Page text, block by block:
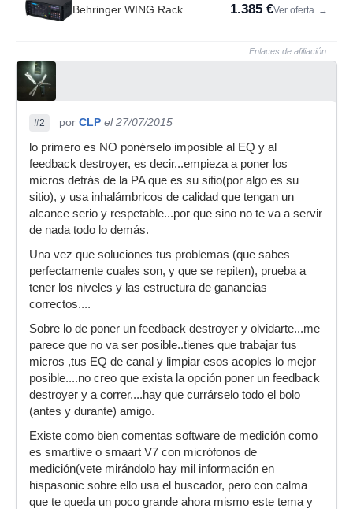
Behringer WING Rack 1.385 €Ver oferta →
Enlaces de afiliación
#2 por CLP el 27/07/2015
lo primero es NO ponérselo imposible al EQ y al
feedback destroyer, es decir...empieza a poner los
micros detrás de la PA que es su sitio(por algo es su
sitio), y usa inhalámbricos de calidad que tengan un
alcance serio y respetable...por que sino no te va a servir
de nada todo lo demás.
Una vez que soluciones tus problemas (que sabes
perfectamente cuales son, y que se repiten), prueba a
tener los niveles y las estructura de ganancias
correctos....
Sobre lo de poner un feedback destroyer y olvidarte...me
parece que no va ser posible..tienes que trabajar tus
micros ,tus EQ de canal y limpiar esos acoples lo mejor
posible....no creo que exista la opción poner un feedback
destroyer y a correr....hay que currárselo todo el bolo
(antes y durante) amigo.
Existe como bien comentas software de medición como
es smartlive o smaart V7 con micrófonos de
medición(vete mirándolo hay mil información en
hispasonic sobre ello usa el buscador, pero con calma
que te queda un poco grande ahora mismo este tema y